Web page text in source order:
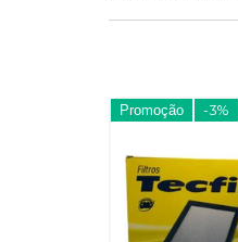
Promoção -3%